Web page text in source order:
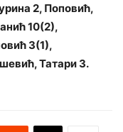
2, Поповић,
10(2),
3(1),
Татари 3.